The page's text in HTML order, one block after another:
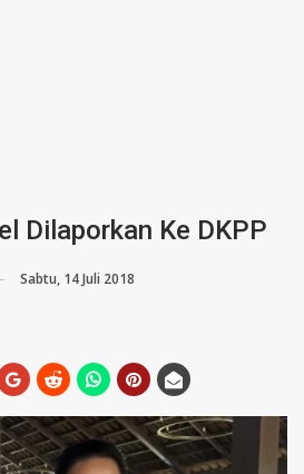
Dilaporkan Ke DKPP
Sabtu, 14 Juli 2018